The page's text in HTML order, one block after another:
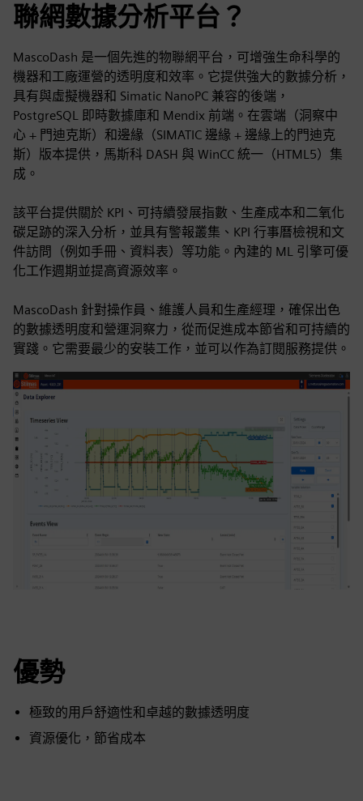
聯網數據分析平台？
MascoDash 是一個先進的物聯網平台，可增強生命科學的
機器和工廠運營的透明度和效率。它提供強大的數據分析，
具有與虛擬機器和 Simatic NanoPC 兼容的後端，
PostgreSQL 即時數據庫和 Mendix 前端。在雲端（洞察中
心 + 門迪克斯）和邊緣（SIMATIC 邊緣 + 邊緣上的門迪克
斯）版本提供，馬斯科 DASH 與 WinCC 統一（HTML5）集
成。
該平台提供關於 KPI、可持續發展指數、生產成本和二氧化
碳足跡的深入分析，並具有警報叢集、KPI 行事曆檢視和文
件訪問（例如手冊、資料表）等功能。內建的 ML 引擎可優
化工作週期並提高資源效率。
MascoDash 針對操作員、維護人員和生產經理，確保出色
的數據透明度和營運洞察力，從而促進成本節省和可持續的
實踐。它需要最少的安裝工作，並可以作為訂閱服務提供。
優勢
極致的用戶舒適性和卓越的數據透明度
資源優化，節省成本